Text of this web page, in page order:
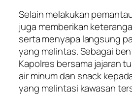
Selain melakukan
juga memberikan
serta menyapa langsung
yang melintas. Sebagai
Kapolres bersama jajaran
air minum dan snack
yang melintasi kawasan